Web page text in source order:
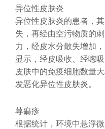
异位性皮肤炎
异位性皮肤炎的患者，
失，再经由空污物质的
力，经皮水分散失增加
显示，经皮吸收、经唿
皮肤中的免疫细胞数量
发恶化异位性皮肤炎。
荨痲疹
根据统计，环境中悬浮